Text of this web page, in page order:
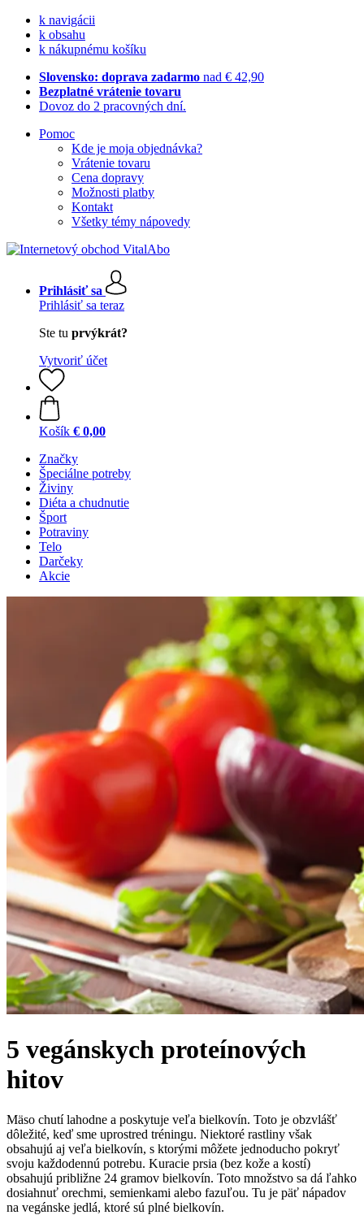
k navigácii
k obsahu
k nákupnému košíku
Slovensko: doprava zadarmo nad € 42,90
Bezplatné vrátenie tovaru
Dovoz do 2 pracovných dní.
Pomoc
Kde je moja objednávka?
Vrátenie tovaru
Cena dopravy
Možnosti platby
Kontakt
Všetky témy nápovedy
Prihlásiť sa
Prihlásiť sa teraz
Ste tu prvýkrát?
Vytvoriť účet
Košík € 0,00
Značky
Špeciálne potreby
Živiny
Diéta a chudnutie
Šport
Potraviny
Telo
Darčeky
Akcie
5 vegánskych proteínových
hitov
Mäso chutí lahodne a poskytuje veľa bielkovín. Toto je obzvlášť
dôležité, keď sme uprostred tréningu. Niektoré rastliny však
obsahujú aj veľa bielkovín, s ktorými môžete jednoducho pokryť
svoju každodennú potrebu. Kuracie prsia (bez kože a kostí)
obsahujú približne 24 gramov bielkovín. Toto množstvo sa dá ľahko
dosiahnuť orechmi, semienkami alebo fazuľou. Tu je päť nápadov
na vegánske jedlá, ktoré sú plné bielkovín.